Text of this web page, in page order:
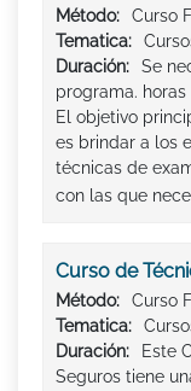
Método:
Curso
Tematica:
Duración:
Se
programa. horas
El objetivo
es brindar a los
técnicas de
con las que
Curso de
Método:
Curso
Tematica:
Duración:
Este
Seguros tiene